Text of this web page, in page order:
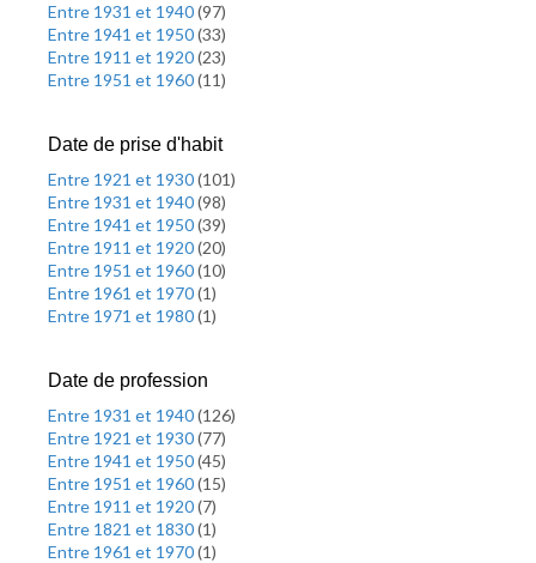
Entre 1931 et 1940(97)
Entre 1941 et 1950(33)
Entre 1911 et 1920(23)
Entre 1951 et 1960(11)
Date de prise d'habit
Entre 1921 et 1930(101)
Entre 1931 et 1940(98)
Entre 1941 et 1950(39)
Entre 1911 et 1920(20)
Entre 1951 et 1960(10)
Entre 1961 et 1970(1)
Entre 1971 et 1980(1)
Date de profession
Entre 1931 et 1940(126)
Entre 1921 et 1930(77)
Entre 1941 et 1950(45)
Entre 1951 et 1960(15)
Entre 1911 et 1920(7)
Entre 1821 et 1830(1)
Entre 1961 et 1970(1)